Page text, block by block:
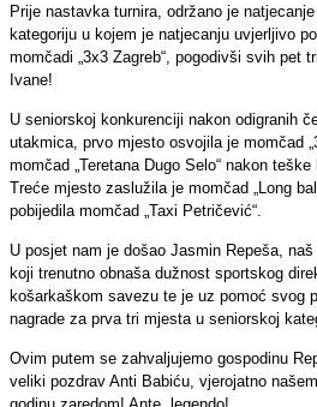
Prije nastavka turnira, održano je
kategoriju u kojem je natjecanju uvjerljivo
momčadi „3x3 Zagreb“, pogodivši svih pet
Ivane!
U seniorskoj konkurenciji nakon odigranih
utakmica, prvo mjesto osvojila je momčad
momčad „Teretana Dugo Selo“ nakon
Treće mjesto zaslužila je momčad „Long
pobijedila momčad „Taxi Petričević“.
U posjet nam je došao Jasmin Repeša,
koji trenutno obnaša dužnost sportskog
košarkaškom savezu te je uz pomoć svog
nagrade za prva tri mjesta u seniorskoj
Ovim putem se zahvaljujemo gospodinu
veliki pozdrav Anti Babiću, vjerojatno